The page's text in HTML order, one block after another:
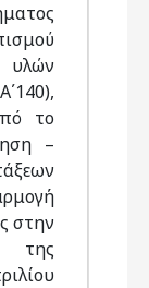
το
–
στην
της